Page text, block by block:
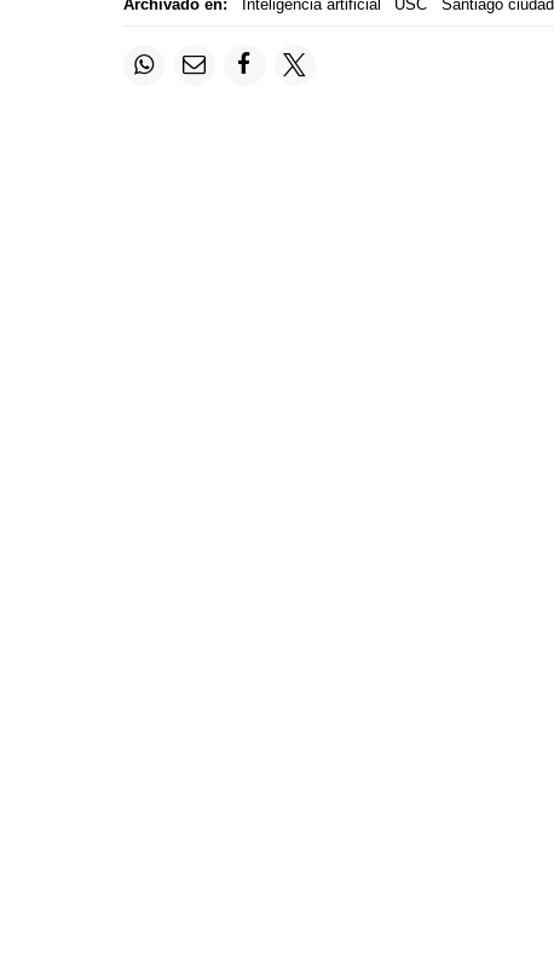
Archivado en: Inteligencia artificial USC Santiago ciudad